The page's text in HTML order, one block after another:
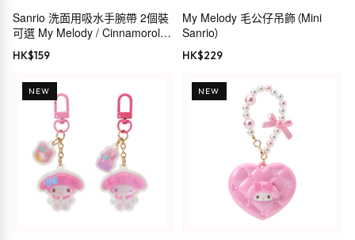
Sanrio 洗面用吸水手腕帶 2個裝
可選 My Melody / Cinnamoroll /
Kuromi
HK$159
My Melody 毛公仔吊飾（Mini
Sanrio）
HK$229
NEW NEW